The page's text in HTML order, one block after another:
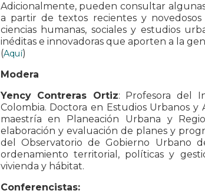
Adicionalmente, pueden consultar
a partir de textos recientes y
ciencias humanas, sociales y estudios
inéditas e innovadoras que aporten a la
(Aquí)
Modera
Yency Contreras Ortiz: Profesora del
Colombia. Doctora en Estudios Urbanos
maestría en Planeación Urbana y
elaboración y evaluación de planes y
del Observatorio de Gobierno Urbano
ordenamiento territorial, políticas y
vivienda y hábitat.
Conferencistas: